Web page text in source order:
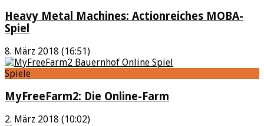
Heavy Metal Machines: Actionreiches MOBA-
Spiel
8. März 2018 (16:51)
Spiele
MyFreeFarm2: Die Online-Farm
2. März 2018 (10:02)